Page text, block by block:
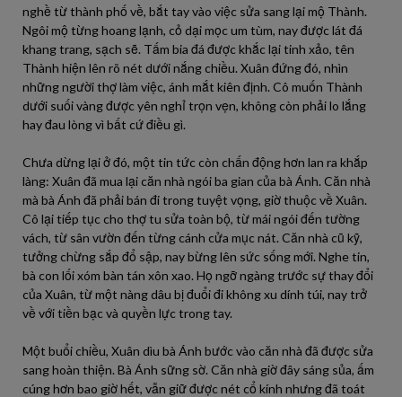
nghề từ thành phố về, bắt tay vào việc sửa sang lại mộ Thành.
Ngôi mộ từng hoang lạnh, cỏ dại mọc um tùm, nay được lát đá
khang trang, sạch sẽ. Tấm bia đá được khắc lại tinh xảo, tên
Thành hiện lên rõ nét dưới nắng chiều. Xuân đứng đó, nhìn
những người thợ làm việc, ánh mắt kiên định. Cô muốn Thành
dưới suối vàng được yên nghỉ trọn vẹn, không còn phải lo lắng
hay đau lòng vì bất cứ điều gì.
Chưa dừng lại ở đó, một tin tức còn chấn động hơn lan ra khắp
làng: Xuân đã mua lại căn nhà ngói ba gian của bà Ánh. Căn nhà
mà bà Ánh đã phải bán đi trong tuyệt vọng, giờ thuộc về Xuân.
Cô lại tiếp tục cho thợ tu sửa toàn bộ, từ mái ngói đến tường
vách, từ sân vườn đến từng cánh cửa mục nát. Căn nhà cũ kỹ,
tưởng chừng sắp đổ sập, nay bừng lên sức sống mới. Nghe tin,
bà con lối xóm bàn tán xôn xao. Họ ngỡ ngàng trước sự thay đổi
của Xuân, từ một nàng dâu bị đuổi đi không xu dính túi, nay trở
về với tiền bạc và quyền lực trong tay.
Một buổi chiều, Xuân dìu bà Ánh bước vào căn nhà đã được sửa
sang hoàn thiện. Bà Ánh sững sờ. Căn nhà giờ đây sáng sủa, ấm
cúng hơn bao giờ hết, vẫn giữ được nét cổ kính nhưng đã toát